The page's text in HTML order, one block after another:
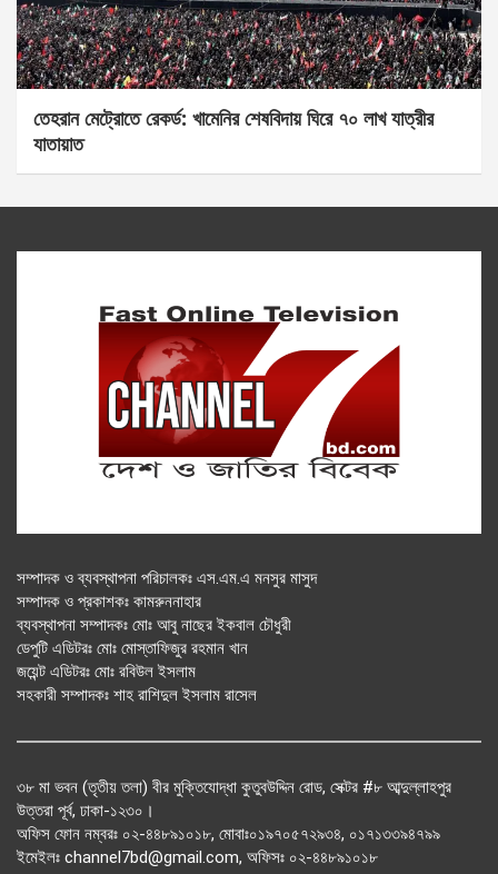
তেহরান মেট্রোতে রেকর্ড: খামেনির শেষবিদায় ঘিরে ৭০ লাখ যাত্রীর
যাতায়াত
সম্পাদক ও ব্যবস্থাপনা পরিচালকঃ এস.এম.এ মনসুর মাসুদ
সম্পাদক ও প্রকাশকঃ কামরুননাহার
ব্যবস্থাপনা সম্পাদকঃ মোঃ আবু নাছের ইকবাল চৌধুরী
ডেপুটি এডিটরঃ মোঃ মোস্তাফিজুর রহমান খান
জয়েন্ট এডিটরঃ মোঃ রবিউল ইসলাম
সহকারী সম্পাদকঃ শাহ রাশিদুল ইসলাম রাসেল
৩৮ মা ভবন (তৃতীয় তলা) বীর মুক্তিযোদ্ধা কুতুবউদ্দিন রোড, সেক্টর #৮ আব্দুল্লাহপুর
উত্তরা পূর্ব, ঢাকা-১২৩০।
অফিস ফোন নম্বরঃ ০২-৪৪৮৯১০১৮, মোবাঃ০১৯৭০৫৭২৯৩৪, ০১৭১৩৩৯৪৭৯৯
ইমেইলঃ channel7bd@gmail.com, অফিসঃ ০২-৪৪৮৯১০১৮